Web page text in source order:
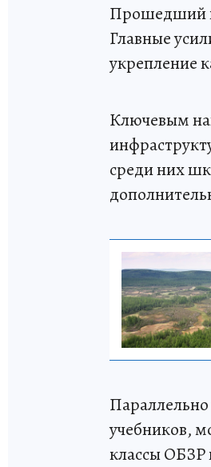
Прошедший
Главные
укрепление
Ключевым
среди них
учебников,
классы ОБЗР